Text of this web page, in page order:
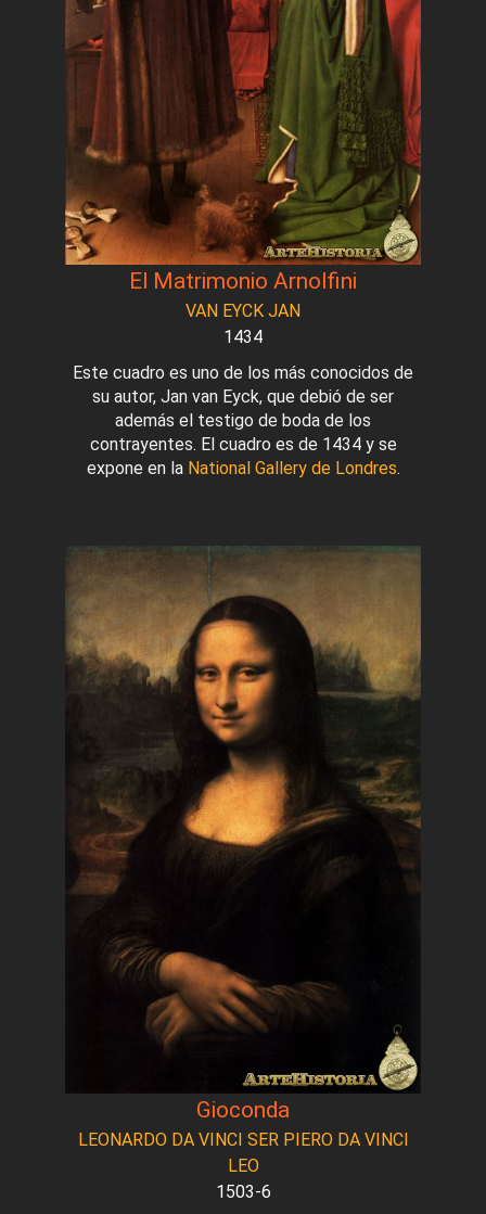
El Matrimonio Arnolfini
VAN EYCK JAN
1434
Este cuadro es uno de los más conocidos de
su autor, Jan van Eyck, que debió de ser
además el testigo de boda de los
contrayentes. El cuadro es de 1434 y se
expone en la National Gallery de Londres.
Gioconda
LEONARDO DA VINCI SER PIERO DA VINCI
LEO
1503-6